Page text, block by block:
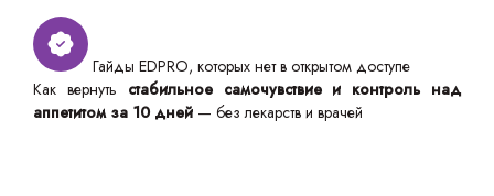
Гайды EDPRO, которых нет в открытом доступе
Как вернуть стабильное самочувствие и контроль над
аппетитом за 10 дней — без лекарств и врачей